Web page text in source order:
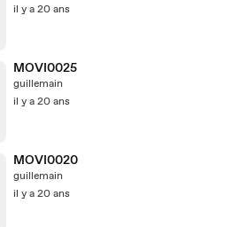
il y a 20 ans
MOVI0025
guillemain
il y a 20 ans
MOVI0020
guillemain
il y a 20 ans